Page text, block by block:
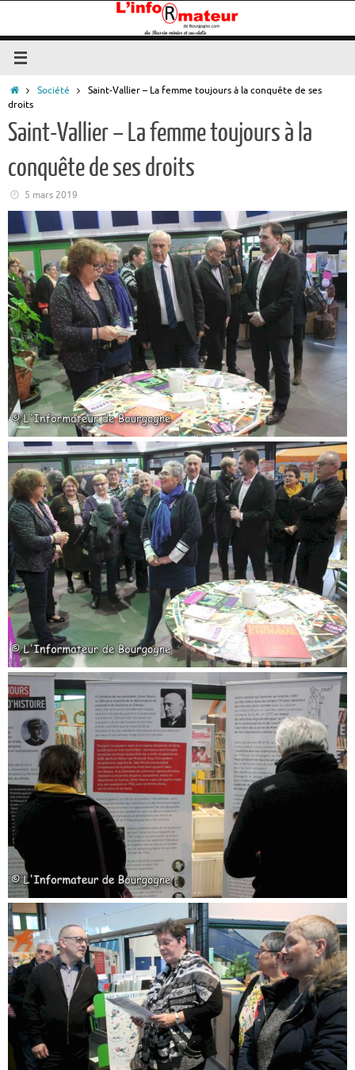
contenu
Accueil
Société
Saint-Vallier – La femme toujours à la conquête de ses
droits
Saint-Vallier – La femme toujours à la
conquête de ses droits
5 mars 2019